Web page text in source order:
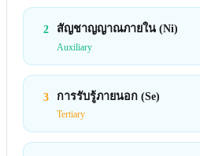
2 สัญชาญญาณภายใน (Ni)
Auxiliary
3 การรับรู้ภายนอก (Se)
Tertiary